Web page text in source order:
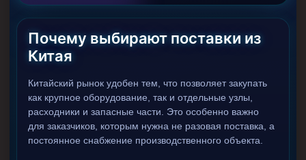
ГОСТ 632-80
Муфты для обсадных труб
Муфта ОТТМ 102
Муфта ОТТГ 245
Муфта ОТТГ 178
Почему выбирают поставки из
Китая
Китайский рынок удобен тем, что позволяет закупать
как крупное оборудование, так и отдельные узлы,
расходники и запасные части. Это особенно важно
для заказчиков, которым нужна не разовая поставка, а
постоянное снабжение производственного объекта.